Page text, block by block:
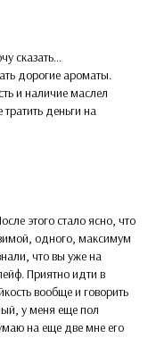
сказать...
дорогие ароматы.
и наличие маслел
деньги на
этого стало ясно, что
одного, максимум
что вы уже на
Приятно идти в
вообще и говорить
у меня еще пол
на еще две мне его